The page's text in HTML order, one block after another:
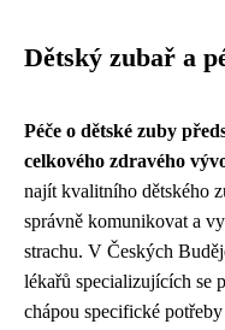
Dětský zubař a
Péče o dětské zuby
celkového zdravého
najít kvalitního dětského
správně komunikovat a
strachu. V Českých
lékařů specializujících se
chápou specifické